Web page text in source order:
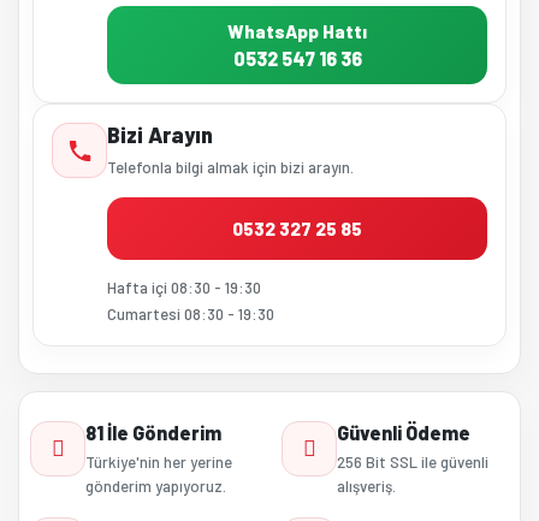
WhatsApp Hattı
0532 547 16 36
Bizi Arayın
Telefonla bilgi almak için bizi arayın.
0532 327 25 85
Hafta içi 08:30 - 19:30
Cumartesi 08:30 - 19:30
81 İle Gönderim
Türkiye'nin her yerine
gönderim yapıyoruz.
Güvenli Ödeme
256 Bit SSL ile güvenli
alışveriş.